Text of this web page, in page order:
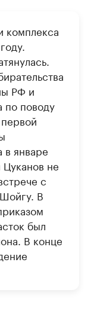
комплекса
РФ и
по поводу
в январе
не
с
В
был
В конце